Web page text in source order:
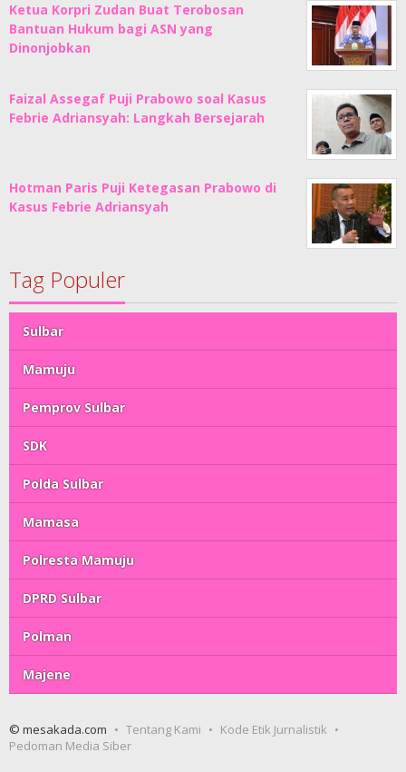
Ketua Korpri Zudan Buat Terobosan
Bantuan Hukum bagi ASN yang
Dinonjobkan
Faizal Assegaf Puji Prabowo soal Kasus
Febrie Adriansyah: Langkah Bersejarah
Hotman Paris Puji Ketegasan Prabowo di
Kasus Febrie Adriansyah
Tag Populer
Sulbar
Mamuju
Pemprov Sulbar
SDK
Polda Sulbar
Mamasa
Polresta Mamuju
DPRD Sulbar
Polman
Majene
© mesakada.com Tentang Kami
Kode Etik Jurnalistik
Pedoman Media Siber